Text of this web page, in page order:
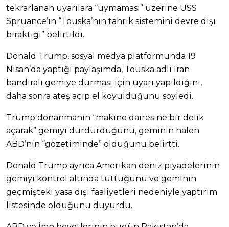
tekrarlanan uyarılara “uymaması” üzerine USS
Spruance’ın “Touska’nın tahrik sistemini devre dışı
bıraktığı” belirtildi.
Donald Trump, sosyal medya platformunda 19
Nisan’da yaptığı paylaşımda, Touska adlı İran
bandıralı gemiye durması için uyarı yapıldığını,
daha sonra ateş açıp el koyulduğunu söyledi.
Trump donanmanın “makine dairesine bir delik
açarak” gemiyi durdurduğunu, geminin halen
ABD’nin “gözetiminde” olduğunu belirtti.
Donald Trump ayrıca Amerikan deniz piyadelerinin
gemiyi kontrol altında tuttuğunu ve geminin
geçmişteki yasa dışı faaliyetleri nedeniyle yaptırım
listesinde olduğunu duyurdu.